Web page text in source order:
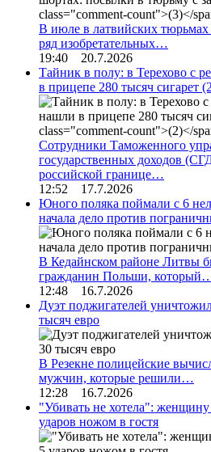
В июле в латвийских
ряд изобретательных…
19:40 20.7.2026
Тайник в полу: в Терехово с
в прицепе 280 тысяч сигарет
Сотрудники Таможенного
государственных доходов
российской границе…
12:52 17.7.2026
Юного поляка поймали с 6
начала дело против
В Кедайнском районе Литвы
гражданин Польши,
12:48 16.7.2026
Дуэт поджигателей
тысяч евро
В Резекне полицейские
мужчин, которые решили…
12:28 16.7.2026
"Убивать не хотела": женщину
ударов ножом в гостя